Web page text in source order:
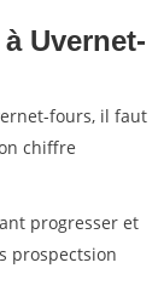
Uvernet-
fours, il faut
chiffre
progresser et
prospectsion